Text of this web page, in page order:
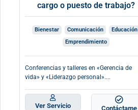
cargo o puesto de trabajo?
Bienestar Comunicación
Educación
Emprendimiento
Conferencias y talleres en «Gerencia de
vida» y «Liderazgo personal»....
Ver Servicio Contáctame